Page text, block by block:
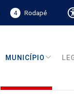
4 Rodapé
MUNICÍPIO